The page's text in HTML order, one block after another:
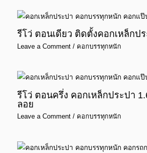
รีโว่ ตอนเดียว ติดตั้งคอกเหล็กป
Leave a Comment / คอกบรรทุกหนัก
รีโว่ ตอนครึ่ง คอกเหล็กประปา
ลอย
Leave a Comment / คอกบรรทุกหนัก